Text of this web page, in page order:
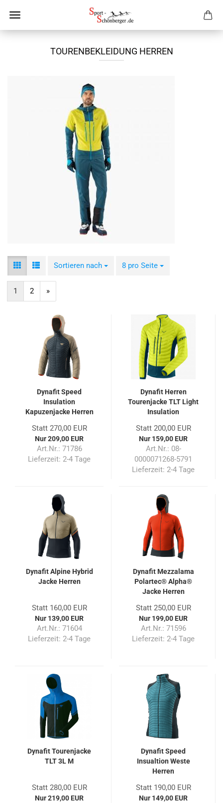
TOURENBEKLEIDUNG HERREN
Sortieren nach
Sortieren nach 8 pro Seite
pro Seite
1 2 »
Dynafit Speed
Insulation
Kapuzenjacke Herren
Statt 270,00 EUR
Nur 209,00 EUR
Art.Nr.: 71786
Lieferzeit: 2-4 Tage
Dynafit Herren
Tourenjacke TLT Light
Insulation
Statt 200,00 EUR
Nur 159,00 EUR
Art.Nr.: 08-
0000071268-5791
Lieferzeit: 2-4 Tage
Dynafit Alpine Hybrid
Jacke Herren
Statt 160,00 EUR
Nur 139,00 EUR
Art.Nr.: 71604
Lieferzeit: 2-4 Tage
Dynafit Mezzalama
Polartec® Alpha®
Jacke Herren
Statt 250,00 EUR
Nur 199,00 EUR
Art.Nr.: 71596
Lieferzeit: 2-4 Tage
Dynafit Tourenjacke
TLT 3L M
Statt 280,00 EUR
Nur 219,00 EUR
Dynafit Speed
Insualtion Weste
Herren
Statt 190,00 EUR
Nur 149,00 EUR